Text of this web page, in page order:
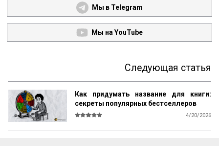
Мы в Telegram
Мы на YouTube
Следующая статья
Как придумать название для книги:
секреты популярных бестселлеров
4/20/2026